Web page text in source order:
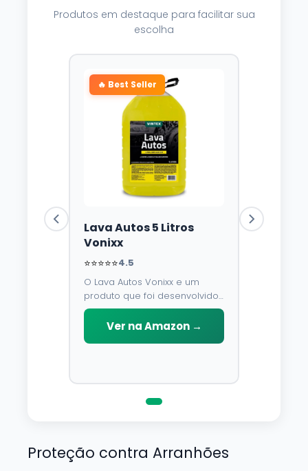
Produtos em destaque para facilitar sua
escolha
🔥 Best Seller
Lava Autos 5 Litros
Vonixx
⭐⭐⭐⭐⭐4.5
O Lava Autos Vonixx e um
produto que foi desenvolvido
para limpar, proteger e
conservar a lataria do veiculo.
Por possuir pH neutro, pode
Ver na Amazon →
Proteção contra Arranhões